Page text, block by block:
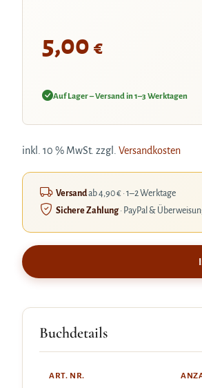
5,00 €
Auf Lager – Versand in 1–3 Werktagen
inkl. 10 % MwSt. zzgl. Versandkosten
Versandab 4,90 € · 1–2 Werktage
Sichere Zahlung· PayPal &
Buchdetails
ART. NR.